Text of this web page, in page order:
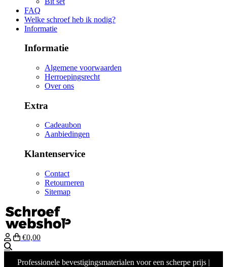
FAQ
Welke schroef heb ik nodig?
Informatie
Informatie
Algemene voorwaarden
Herroepingsrecht
Over ons
Extra
Cadeaubon
Aanbiedingen
Klantenservice
Contact
Retourneren
Sitemap
€0,00
Professionele bevestigingsmaterialen voor een scherpe prijs |